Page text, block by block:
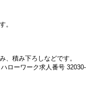
。
、積み下ろしなどです。
ローワーク求人番号 32030-